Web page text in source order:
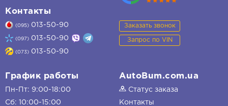
Контакты
(095) 013-50-90
(097) 013-50-90
(073) 013-50-90
Заказать звонок
Запрос по VIN
График работы
Пн-Пт: 9:00-18:00
Сб: 10:00-15:00
AutoBum.com.ua
Статус заказа
Контакты